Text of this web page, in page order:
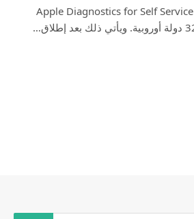
أعلنت الشركة اليوم أن Apple Diagnostics for Self Service